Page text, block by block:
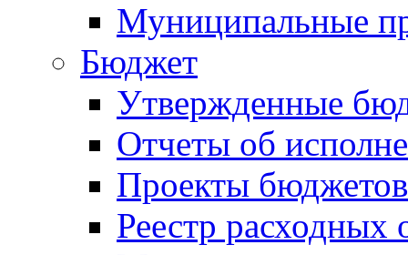
Муниципальные
Бюджет
Утвержденные
Отчеты об
Проекты бюджетов
Реестр расходных